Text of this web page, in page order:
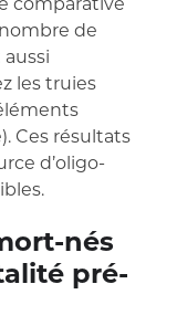
comparative
de
les truies
Ces résultats
d’oligo-
nés
pré-